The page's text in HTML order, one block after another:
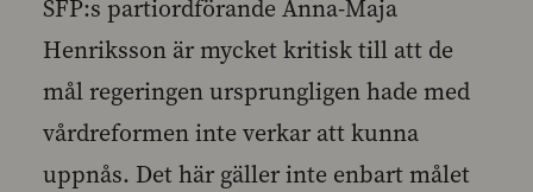
SFP:s partiordförande Anna-Maja
Henriksson är mycket kritisk till att de
mål regeringen ursprungligen hade med
vårdreformen inte verkar att kunna
uppnås. Det här gäller inte enbart målet